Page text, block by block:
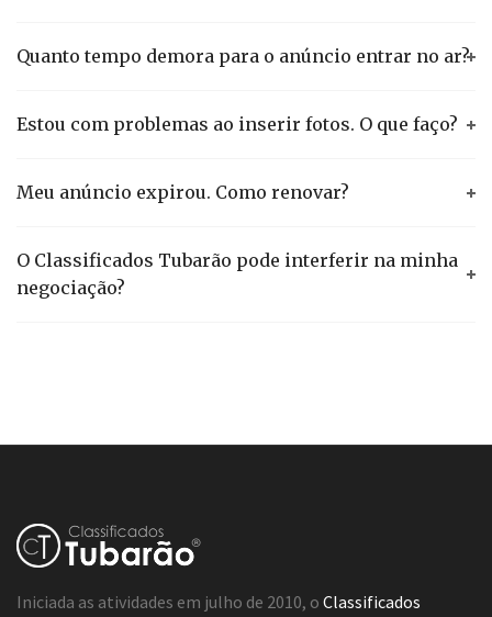
Quanto tempo demora para o anúncio entrar no ar?
Estou com problemas ao inserir fotos. O que faço?
Meu anúncio expirou. Como renovar?
O Classificados Tubarão pode interferir na minha
negociação?
Iniciada as atividades em julho de 2010, o Classificados